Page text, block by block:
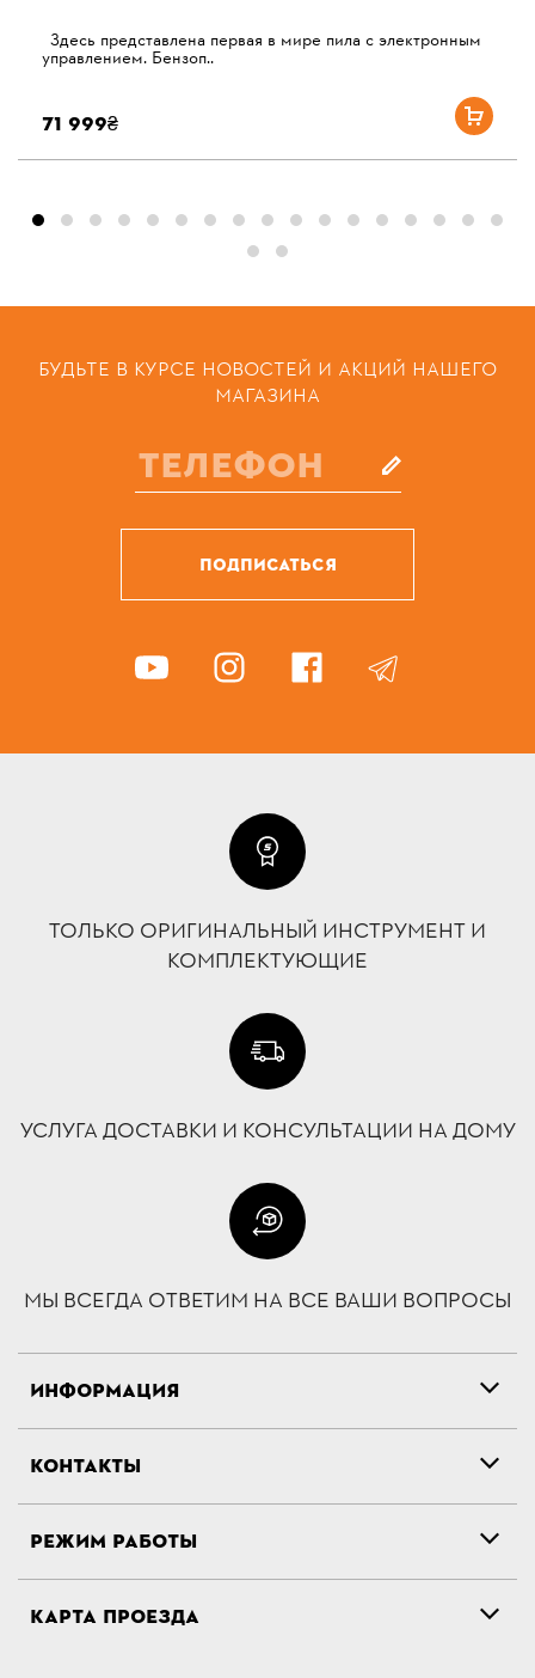
Здесь представлена ​​первая в мире пила с электронным
управлением. Бензоп..
71 999₴
БУДЬТЕ В КУРСЕ НОВОСТЕЙ И АКЦИЙ НАШЕГО
МАГАЗИНА
ПОДПИСАТЬСЯ
ТОЛЬКО ОРИГИНАЛЬНЫЙ ИНСТРУМЕНТ И
КОМПЛЕКТУЮЩИЕ
УСЛУГА ДОСТАВКИ И КОНСУЛЬТАЦИИ НА ДОМУ
МЫ ВСЕГДА ОТВЕТИМ НА ВСЕ ВАШИ ВОПРОСЫ
ИНФОРМАЦИЯ
КОНТАКТЫ
РЕЖИМ РАБОТЫ
КАРТА ПРОЕЗДА